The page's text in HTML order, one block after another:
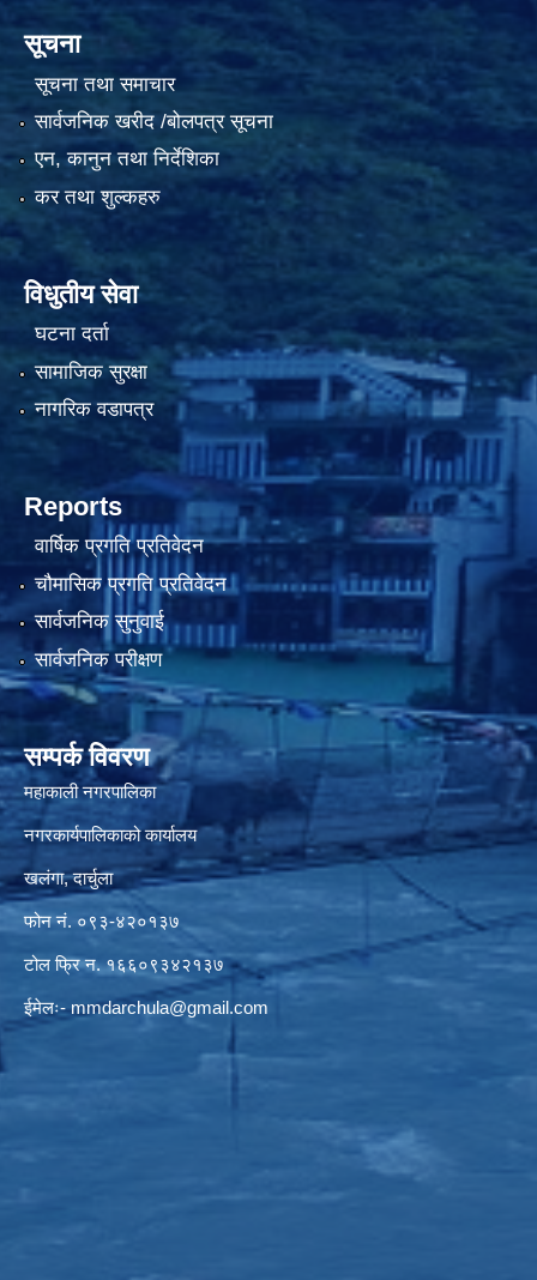
सूचना
सूचना तथा समाचार
सार्वजनिक खरीद /बोलपत्र सूचना
एन, कानुन तथा निर्देशिका
कर तथा शुल्कहरु
विधुतीय सेवा
घटना दर्ता
सामाजिक सुरक्षा
नागरिक वडापत्र
Reports
वार्षिक प्रगति प्रतिवेदन
चौमासिक प्रगति प्रतिवेदन
सार्वजनिक सुनुवाई
सार्वजनिक परीक्षण
सम्पर्क विवरण
महाकाली नगरपालिका
नगरकार्यपालिकाको कार्यालय
खलंगा, दार्चुला
फोन नं. ०९३-४२०१३७
टोल फ्रि न. १६६०९३४२१३७
ईमेलः-mmdarchula@gmail.com